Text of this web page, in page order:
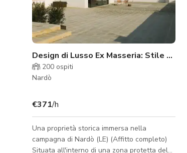
Design di Lusso Ex Masseria: Stile Mid-Century & Uliveti
200 ospiti
Nardò
€371/h
Una proprietà storica immersa nella
campagna di Nardò (LE) (Affitto completo)
Situata all'interno di una zona protetta del